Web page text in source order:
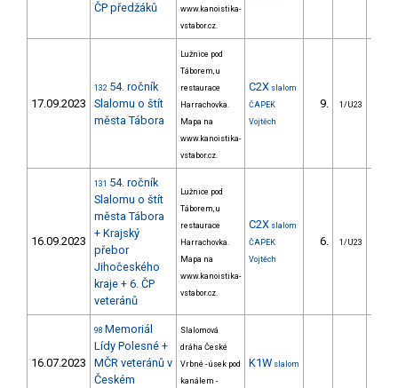
ČP předžáků
www.kanoistika-
vstabor.cz.
17.09.2023
132 54. ročník
Slalomu o štít
města Tábora
Lužnice pod
Táborem, u
restaurace
Harrachovka.
Mapa na
www.kanoistika-
vstabor.cz.
C2X slalom
ČAPEK
Vojtěch
9. 1/U23
16.09.2023
131 54. ročník
Slalomu o štít
města Tábora
+ Krajský
přebor
Jihočeského
kraje + 6. ČP
veteránů
Lužnice pod
Táborem, u
restaurace
Harrachovka.
Mapa na
www.kanoistika-
vstabor.cz.
C2X slalom
ČAPEK
Vojtěch
6. 1/U23
16.07.2023
98 Memoriál
Lídy Polesné +
MČR veteránů v
Českém
Slalomová
dráha České
Vrbné - úsek pod
kanálem -
K1W slalom